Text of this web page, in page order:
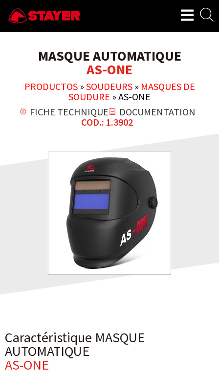
MASQUE AUTOMATIQUE
AS-ONE
PRODUCTOS» SOUDEURS» MASQUES DE
SOUDURE » AS-ONE
FICHE TECHNIQUE
DOCUMENTATION
COD.: 1.3902
Caractéristique MASQUE
AUTOMATIQUE
AS-ONE